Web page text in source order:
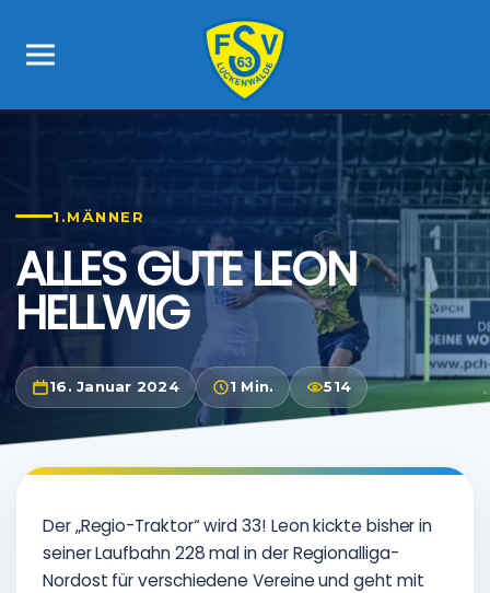
1.MÄNNER
ALLES GUTE LEON
HELLWIG
16. Januar 2024 1 Min. 514
Der „Regio-Traktor“ wird 33! Leon kickte bisher in
seiner Laufbahn 228 mal in der Regionalliga-
Nordost für verschiedene Vereine und geht mit